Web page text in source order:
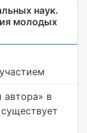
наук.
молодых
в